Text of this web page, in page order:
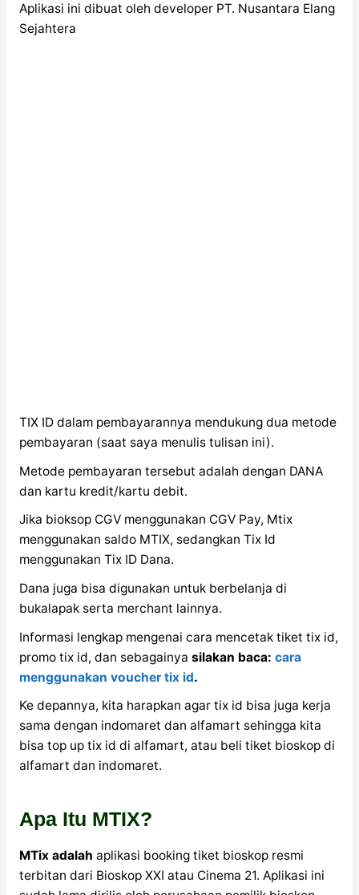
Aplikasi ini dibuat oleh developer PT. Nusantara Elang
Sejahtera
TIX ID dalam pembayarannya mendukung dua metode
pembayaran (saat saya menulis tulisan ini).
Metode pembayaran tersebut adalah dengan DANA
dan kartu kredit/kartu debit.
Jika bioksop CGV menggunakan CGV Pay, Mtix
menggunakan saldo MTIX, sedangkan Tix Id
menggunakan Tix ID Dana.
Dana juga bisa digunakan untuk berbelanja di
bukalapak serta merchant lainnya.
Informasi lengkap mengenai cara mencetak tiket tix id,
promo tix id, dan sebagainya silakan baca: cara
menggunakan voucher tix id.
Ke depannya, kita harapkan agar tix id bisa juga kerja
sama dengan indomaret dan alfamart sehingga kita
bisa top up tix id di alfamart, atau beli tiket bioskop di
alfamart dan indomaret.
Apa Itu MTIX?
MTix adalah aplikasi booking tiket bioskop resmi
terbitan dari Bioskop XXI atau Cinema 21. Aplikasi ini